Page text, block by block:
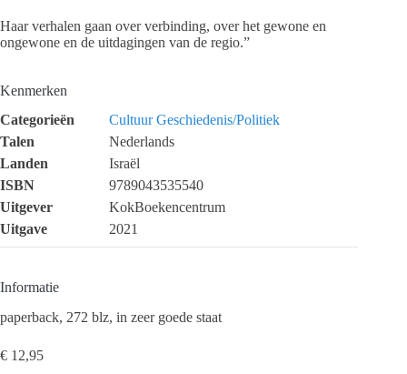
Haar verhalen gaan over verbinding, over het gewone en
ongewone en de uitdagingen van de regio.”
Kenmerken
Categorieën
Cultuur Geschiedenis/Politiek
Talen
Nederlands
Landen
Israël
ISBN
9789043535540
Uitgever
KokBoekencentrum
Uitgave
2021
Informatie
paperback, 272 blz, in zeer goede staat
€ 12,95